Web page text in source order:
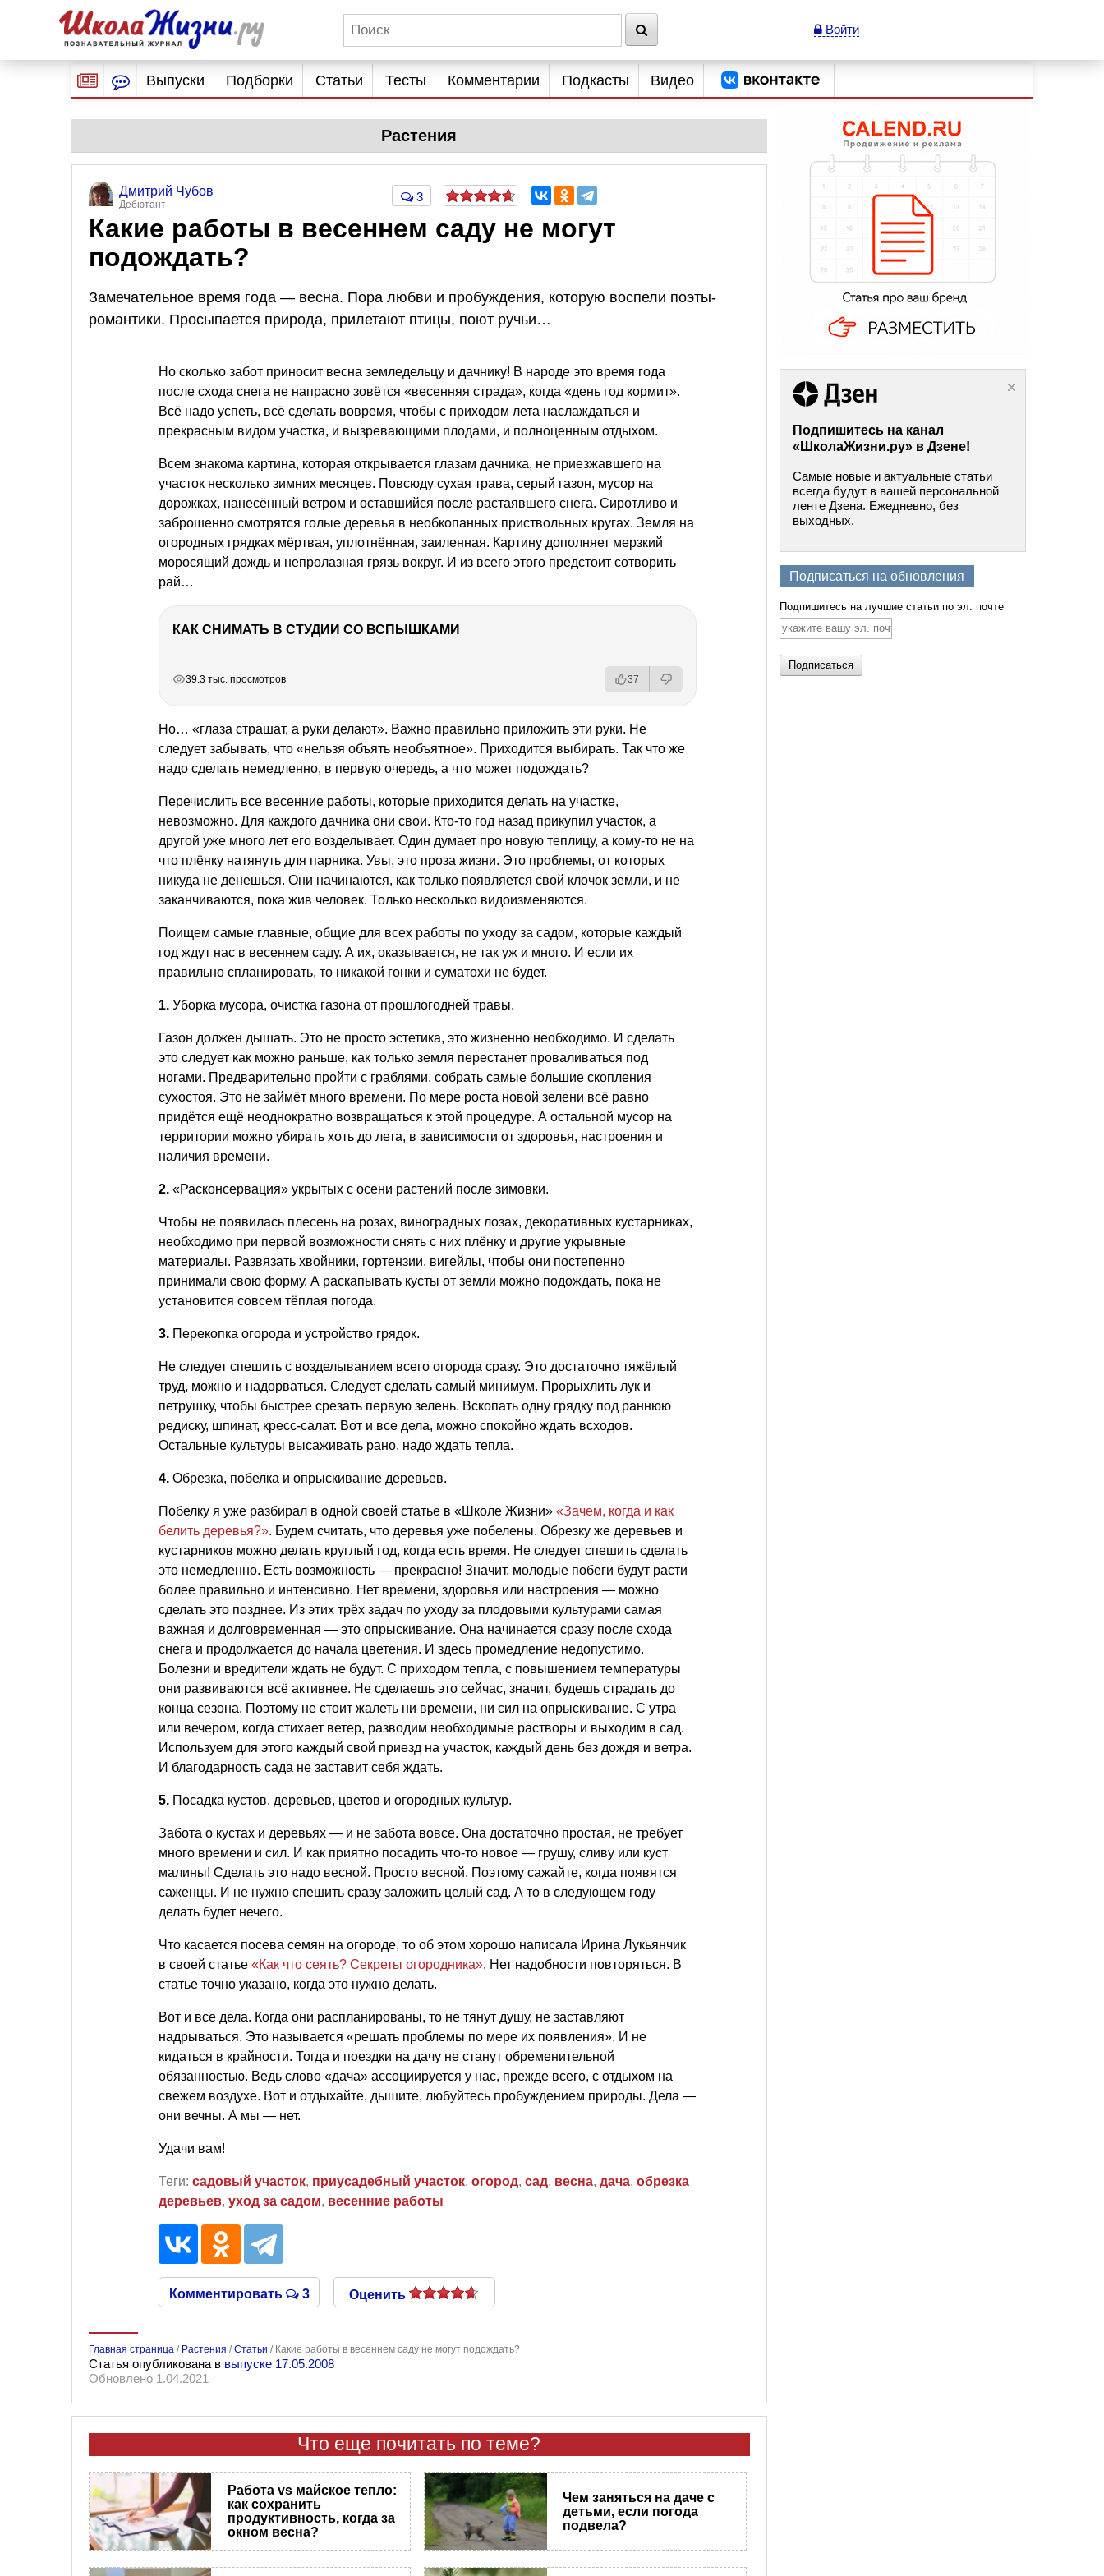
Войти
Выпуски Подборки Статьи Тесты Комментарии Подкасты Видео
Растения
Дмитрий Чубов
Дебютант
3
Какие работы в весеннем саду не могут
подождать?
Замечательное время года — весна. Пора любви и пробуждения, которую воспели поэты-
романтики. Просыпается природа, прилетают птицы, поют ручьи…
Но сколько забот приносит весна земледельцу и дачнику! В народе это время года
после схода снега не напрасно зовётся «весенняя страда», когда «день год кормит».
Всё надо успеть, всё сделать вовремя, чтобы с приходом лета наслаждаться и
прекрасным видом участка, и вызревающими плодами, и полноценным отдыхом.
Всем знакома картина, которая открывается глазам дачника, не приезжавшего на
участок несколько зимних месяцев. Повсюду сухая трава, серый газон, мусор на
дорожках, нанесённый ветром и оставшийся после растаявшего снега. Сиротливо и
заброшенно смотрятся голые деревья в необкопанных приствольных кругах. Земля на
огородных грядках мёртвая, уплотнённая, заиленная. Картину дополняет мерзкий
моросящий дождь и непролазная грязь вокруг. И из всего этого предстоит сотворить
рай…
КАК СНИМАТЬ В СТУДИИ СО ВСПЫШКАМИ
39.3 тыс. просмотров 37
Но… «глаза страшат, а руки делают». Важно правильно приложить эти руки. Не
следует забывать, что «нельзя объять необъятное». Приходится выбирать. Так что же
надо сделать немедленно, в первую очередь, а что может подождать?
Перечислить все весенние работы, которые приходится делать на участке,
невозможно. Для каждого дачника они свои. Кто-то год назад прикупил участок, а
другой уже много лет его возделывает. Один думает про новую теплицу, а кому-то не на
что плёнку натянуть для парника. Увы, это проза жизни. Это проблемы, от которых
никуда не денешься. Они начинаются, как только появляется свой клочок земли, и не
заканчиваются, пока жив человек. Только несколько видоизменяются.
Поищем самые главные, общие для всех работы по уходу за садом, которые каждый
год ждут нас в весеннем саду. А их, оказывается, не так уж и много. И если их
правильно спланировать, то никакой гонки и суматохи не будет.
1. Уборка мусора, очистка газона от прошлогодней травы.
Газон должен дышать. Это не просто эстетика, это жизненно необходимо. И сделать
это следует как можно раньше, как только земля перестанет проваливаться под
ногами. Предварительно пройти с граблями, собрать самые большие скопления
сухостоя. Это не займёт много времени. По мере роста новой зелени всё равно
придётся ещё неоднократно возвращаться к этой процедуре. А остальной мусор на
территории можно убирать хоть до лета, в зависимости от здоровья, настроения и
наличия времени.
2. «Расконсервация» укрытых с осени растений после зимовки.
Чтобы не появилась плесень на розах, виноградных лозах, декоративных кустарниках,
необходимо при первой возможности снять с них плёнку и другие укрывные
материалы. Развязать хвойники, гортензии, вигейлы, чтобы они постепенно
принимали свою форму. А раскапывать кусты от земли можно подождать, пока не
установится совсем тёплая погода.
3. Перекопка огорода и устройство грядок.
Не следует спешить с возделыванием всего огорода сразу. Это достаточно тяжёлый
труд, можно и надорваться. Следует сделать самый минимум. Прорыхлить лук и
петрушку, чтобы быстрее срезать первую зелень. Вскопать одну грядку под раннюю
редиску, шпинат, кресс-салат. Вот и все дела, можно спокойно ждать всходов.
Остальные культуры высаживать рано, надо ждать тепла.
4. Обрезка, побелка и опрыскивание деревьев.
Побелку я уже разбирал в одной своей статье в «Школе Жизни» «Зачем, когда и как
белить деревья?». Будем считать, что деревья уже побелены. Обрезку же деревьев и
кустарников можно делать круглый год, когда есть время. Не следует спешить сделать
это немедленно. Есть возможность — прекрасно! Значит, молодые побеги будут расти
более правильно и интенсивно. Нет времени, здоровья или настроения — можно
сделать это позднее. Из этих трёх задач по уходу за плодовыми культурами самая
важная и долговременная — это опрыскивание. Она начинается сразу после схода
снега и продолжается до начала цветения. И здесь промедление недопустимо.
Болезни и вредители ждать не будут. С приходом тепла, с повышением температуры
они развиваются всё активнее. Не сделаешь это сейчас, значит, будешь страдать до
конца сезона. Поэтому не стоит жалеть ни времени, ни сил на опрыскивание. С утра
или вечером, когда стихает ветер, разводим необходимые растворы и выходим в сад.
Используем для этого каждый свой приезд на участок, каждый день без дождя и ветра.
И благодарность сада не заставит себя ждать.
5. Посадка кустов, деревьев, цветов и огородных культур.
Забота о кустах и деревьях — и не забота вовсе. Она достаточно простая, не требует
много времени и сил. И как приятно посадить что-то новое — грушу, сливу или куст
малины! Сделать это надо весной. Просто весной. Поэтому сажайте, когда появятся
саженцы. И не нужно спешить сразу заложить целый сад. А то в следующем году
делать будет нечего.
Что касается посева семян на огороде, то об этом хорошо написала Ирина Лукьянчик
в своей статье «Как что сеять? Секреты огородника». Нет надобности повторяться. В
статье точно указано, когда это нужно делать.
Вот и все дела. Когда они распланированы, то не тянут душу, не заставляют
надрываться. Это называется «решать проблемы по мере их появления». И не
кидаться в крайности. Тогда и поездки на дачу не станут обременительной
обязанностью. Ведь слово «дача» ассоциируется у нас, прежде всего, с отдыхом на
свежем воздухе. Вот и отдыхайте, дышите, любуйтесь пробуждением природы. Дела —
они вечны. А мы — нет.
Удачи вам!
Теги: садовый участок, приусадебный участок, огород, сад, весна, дача, обрезка
деревьев, уход за садом, весенние работы
Комментировать 3 Оценить
Главная страница / Растения /Статьи / Какие работы в весеннем саду не могут подождать?
Статья опубликована в выпуске 17.05.2008
Обновлено 1.04.2021
Что еще почитать по теме?
Работа vs майское тепло:
как сохранить
продуктивность, когда за
окном весна?
Чем заняться на даче с
детьми, если погода
подвела?
Подпишитесь на канал
«ШколаЖизни.ру» в Дзене!
Самые новые и актуальные статьи
всегда будут в вашей персональной
ленте Дзена. Ежедневно, без
выходных.
Подписаться на обновления
Подпишитесь на лучшие статьи по эл. почте